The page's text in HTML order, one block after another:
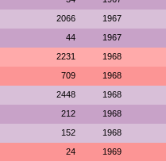
2066 1967
44 1967
2231 1968
709 1968
2448 1968
212 1968
152 1968
24 1969